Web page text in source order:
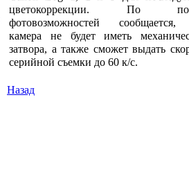
цветокоррекции. По
фотовозможностей
камера не будет иметь
затвора, а также сможет выдать
серийной съемки до 60 к/с.
Назад